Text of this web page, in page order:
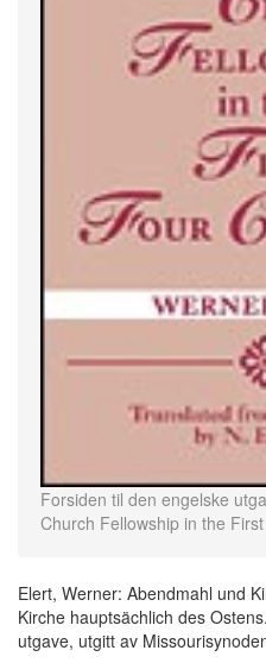
Forsiden til den engelske
Church Fellowship in the
Elert, Werner: Abendmahl und
Kirche hauptsächlich des
utgave, utgitt av